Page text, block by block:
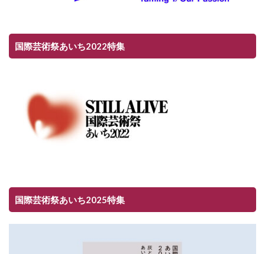
国際芸術祭あいち2022特集
国際芸術祭あいち2025特集